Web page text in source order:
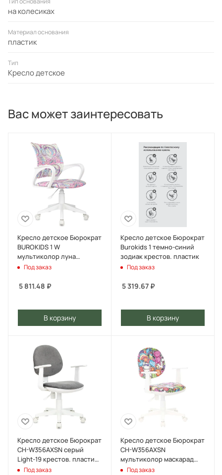
на колесиках
Материал основания
пластик
Тип
Кресло детское
Вас может заинтересовать
Кресло детское Бюрократ
BUROKIDS 1 W
мультиколор луна
розовая крестов. пластик
Под заказ
5 811.48 ₽
В корзину
Кресло детское Бюрократ
Burokids 1 темно-синий
зодиак крестов. пластик
Под заказ
5 319.67 ₽
В корзину
Кресло детское Бюрократ
CH-W356AXSN серый
Light-19 крестов. пластик
пластик белый
Под заказ
Кресло детское Бюрократ
CH-W356AXSN
мультиколор маскарад
крестов. пластик пластик
Под заказ